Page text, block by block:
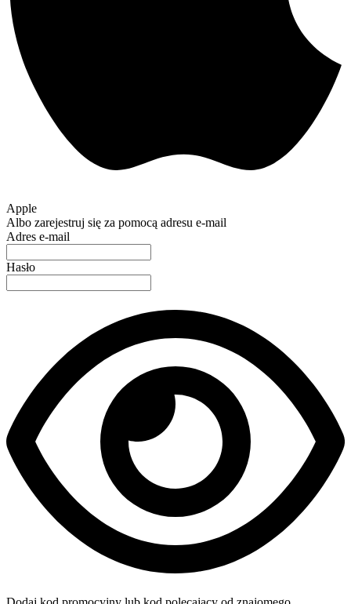
Apple
Albo zarejestruj się za pomocą adresu e-mail
Adres e-mail
Hasło